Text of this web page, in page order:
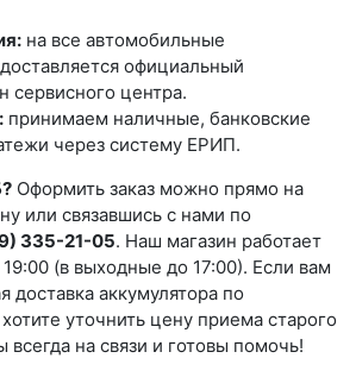
на все автомобильные
официальный
сервисного центра.
принимаем наличные, банковские
через систему ЕРИП.
Оформить заказ можно прямо на
или связавшись с нами по
335-21-05. Наш магазин работает
(в выходные до 17:00). Если вам
доставка аккумулятора по
уточнить цену приема старого
на связи и готовы помочь!